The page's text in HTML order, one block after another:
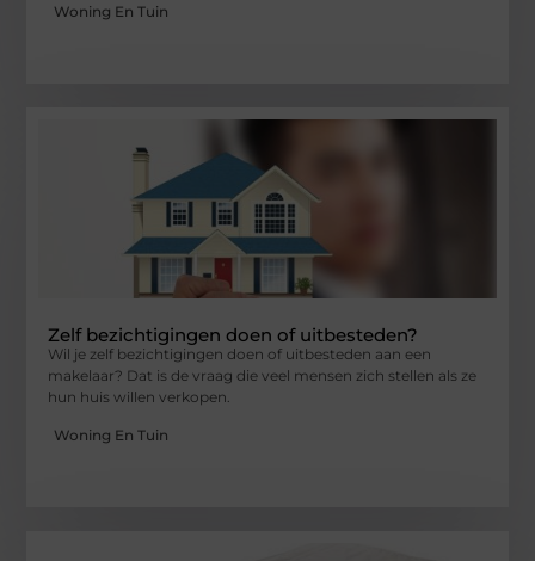
Woning En Tuin
Zelf bezichtigingen doen of uitbesteden?
Wil je zelf bezichtigingen doen of uitbesteden aan een
makelaar? Dat is de vraag die veel mensen zich stellen als ze
hun huis willen verkopen.
Woning En Tuin